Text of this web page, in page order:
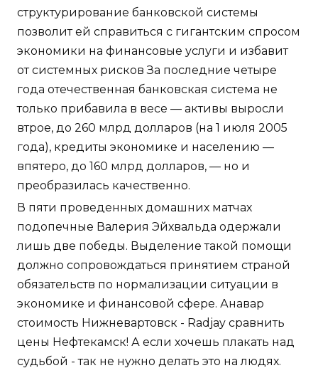
структурирование банковской системы
позволит ей справиться с гигантским спросом
экономики на финансовые услуги и избавит
от системных рисков За последние четыре
года отечественная банковская система не
только прибавила в весе — активы выросли
втрое, до 260 млрд долларов (на 1 июля 2005
года), кредиты экономике и населению —
впятеро, до 160 млрд долларов, — но и
преобразилась качественно.
В пяти проведенных домашних матчах
подопечные Валерия Эйхвальда одержали
лишь две победы. Выделение такой помощи
должно сопровождаться принятием страной
обязательств по нормализации ситуации в
экономике и финансовой сфере. Анавар
стоимость Нижневартовск - Radjay сравнить
цены Нефтекамск! А если хочешь плакать над
судьбой - так не нужно делать это на людях.